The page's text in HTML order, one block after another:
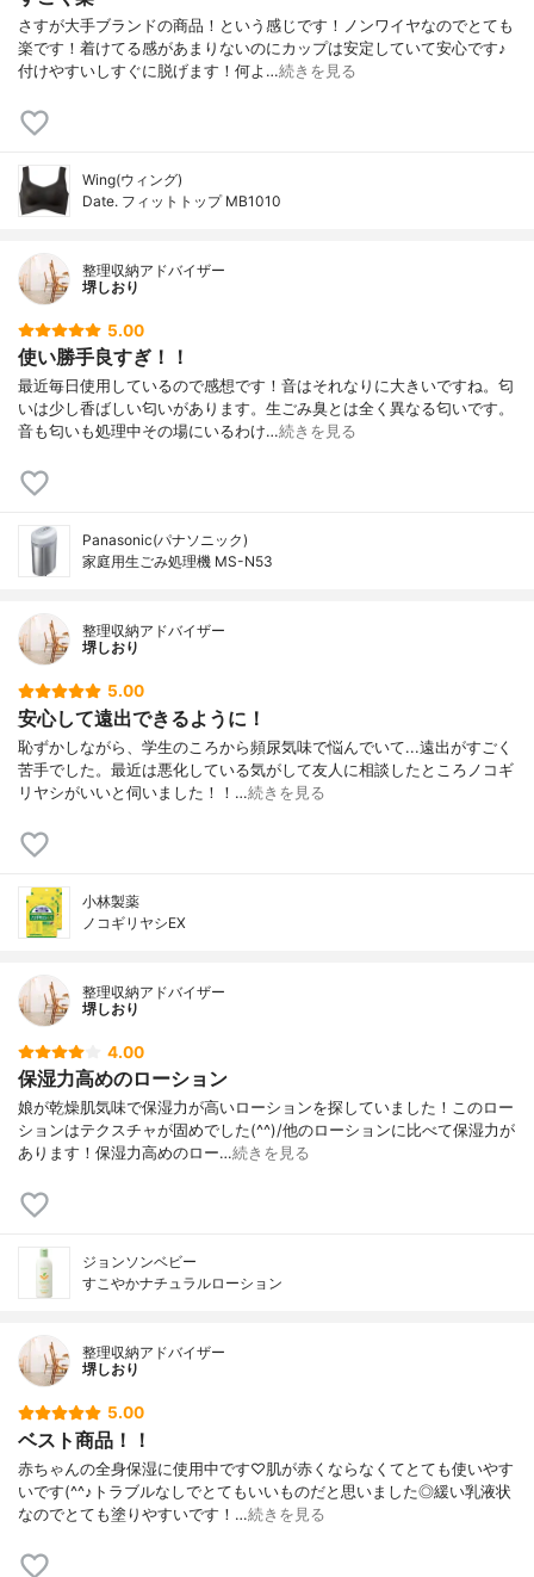
さすが大手ブランドの商品！という感じです！ノンワイヤなのでとても
楽です！着けてる感があまりないのにカップは安定していて安心です♪
付けやすいしすぐに脱げます！何よ…続きを見る
Wing(ウィング)
Date. フィットトップ MB1010
整理収納アドバイザー
堺しおり
5.00
使い勝手良すぎ！！
最近毎日使用しているので感想です！音はそれなりに大きいですね。匂
いは少し香ばしい匂いがあります。生ごみ臭とは全く異なる匂いです。
音も匂いも処理中その場にいるわけ…続きを見る
Panasonic(パナソニック)
家庭用生ごみ処理機 MS-N53
整理収納アドバイザー
堺しおり
5.00
安心して遠出できるように！
恥ずかしながら、学生のころから頻尿気味で悩んでいて...遠出がすごく
苦手でした。最近は悪化している気がして友人に相談したところノコギ
リヤシがいいと伺いました！！…続きを見る
小林製薬
ノコギリヤシEX
整理収納アドバイザー
堺しおり
4.00
保湿力高めのローション
娘が乾燥肌気味で保湿力が高いローションを探していました！このロー
ションはテクスチャが固めでした(^^)/他のローションに比べて保湿力が
あります！保湿力高めのロー…続きを見る
ジョンソンベビー
すこやかナチュラルローション
整理収納アドバイザー
堺しおり
5.00
ベスト商品！！
赤ちゃんの全身保湿に使用中です♡肌が赤くならなくてとても使いやす
いです(^^♪トラブルなしでとてもいいものだと思いました◎緩い乳液状
なのでとても塗りやすいです！…続きを見る